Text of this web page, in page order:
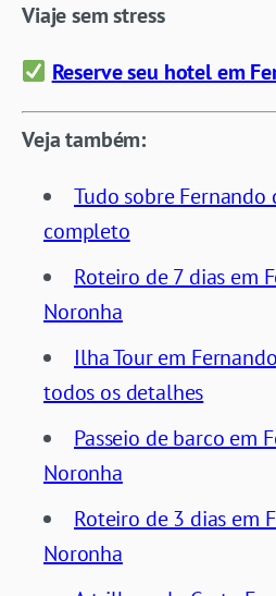
Viaje sem stress
Reserve seu hotel em
Veja também:
Tudo sobre Fernando
completo
Roteiro de 7 dias em
Noronha
Ilha Tour em
todos os detalhes
Passeio de barco em
Noronha
Roteiro de 3 dias em
Noronha